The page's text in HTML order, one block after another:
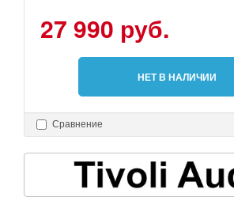
27 990 руб.
НЕТ В НАЛИЧИИ
Сравнение